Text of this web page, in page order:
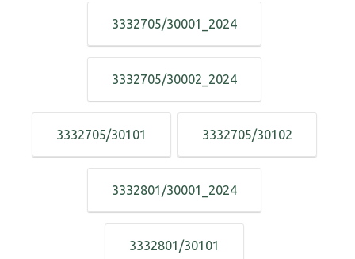
3332705/30001_2024
3332705/30002_2024
3332705/30101 3332705/30102
3332801/30001_2024
3332801/30101